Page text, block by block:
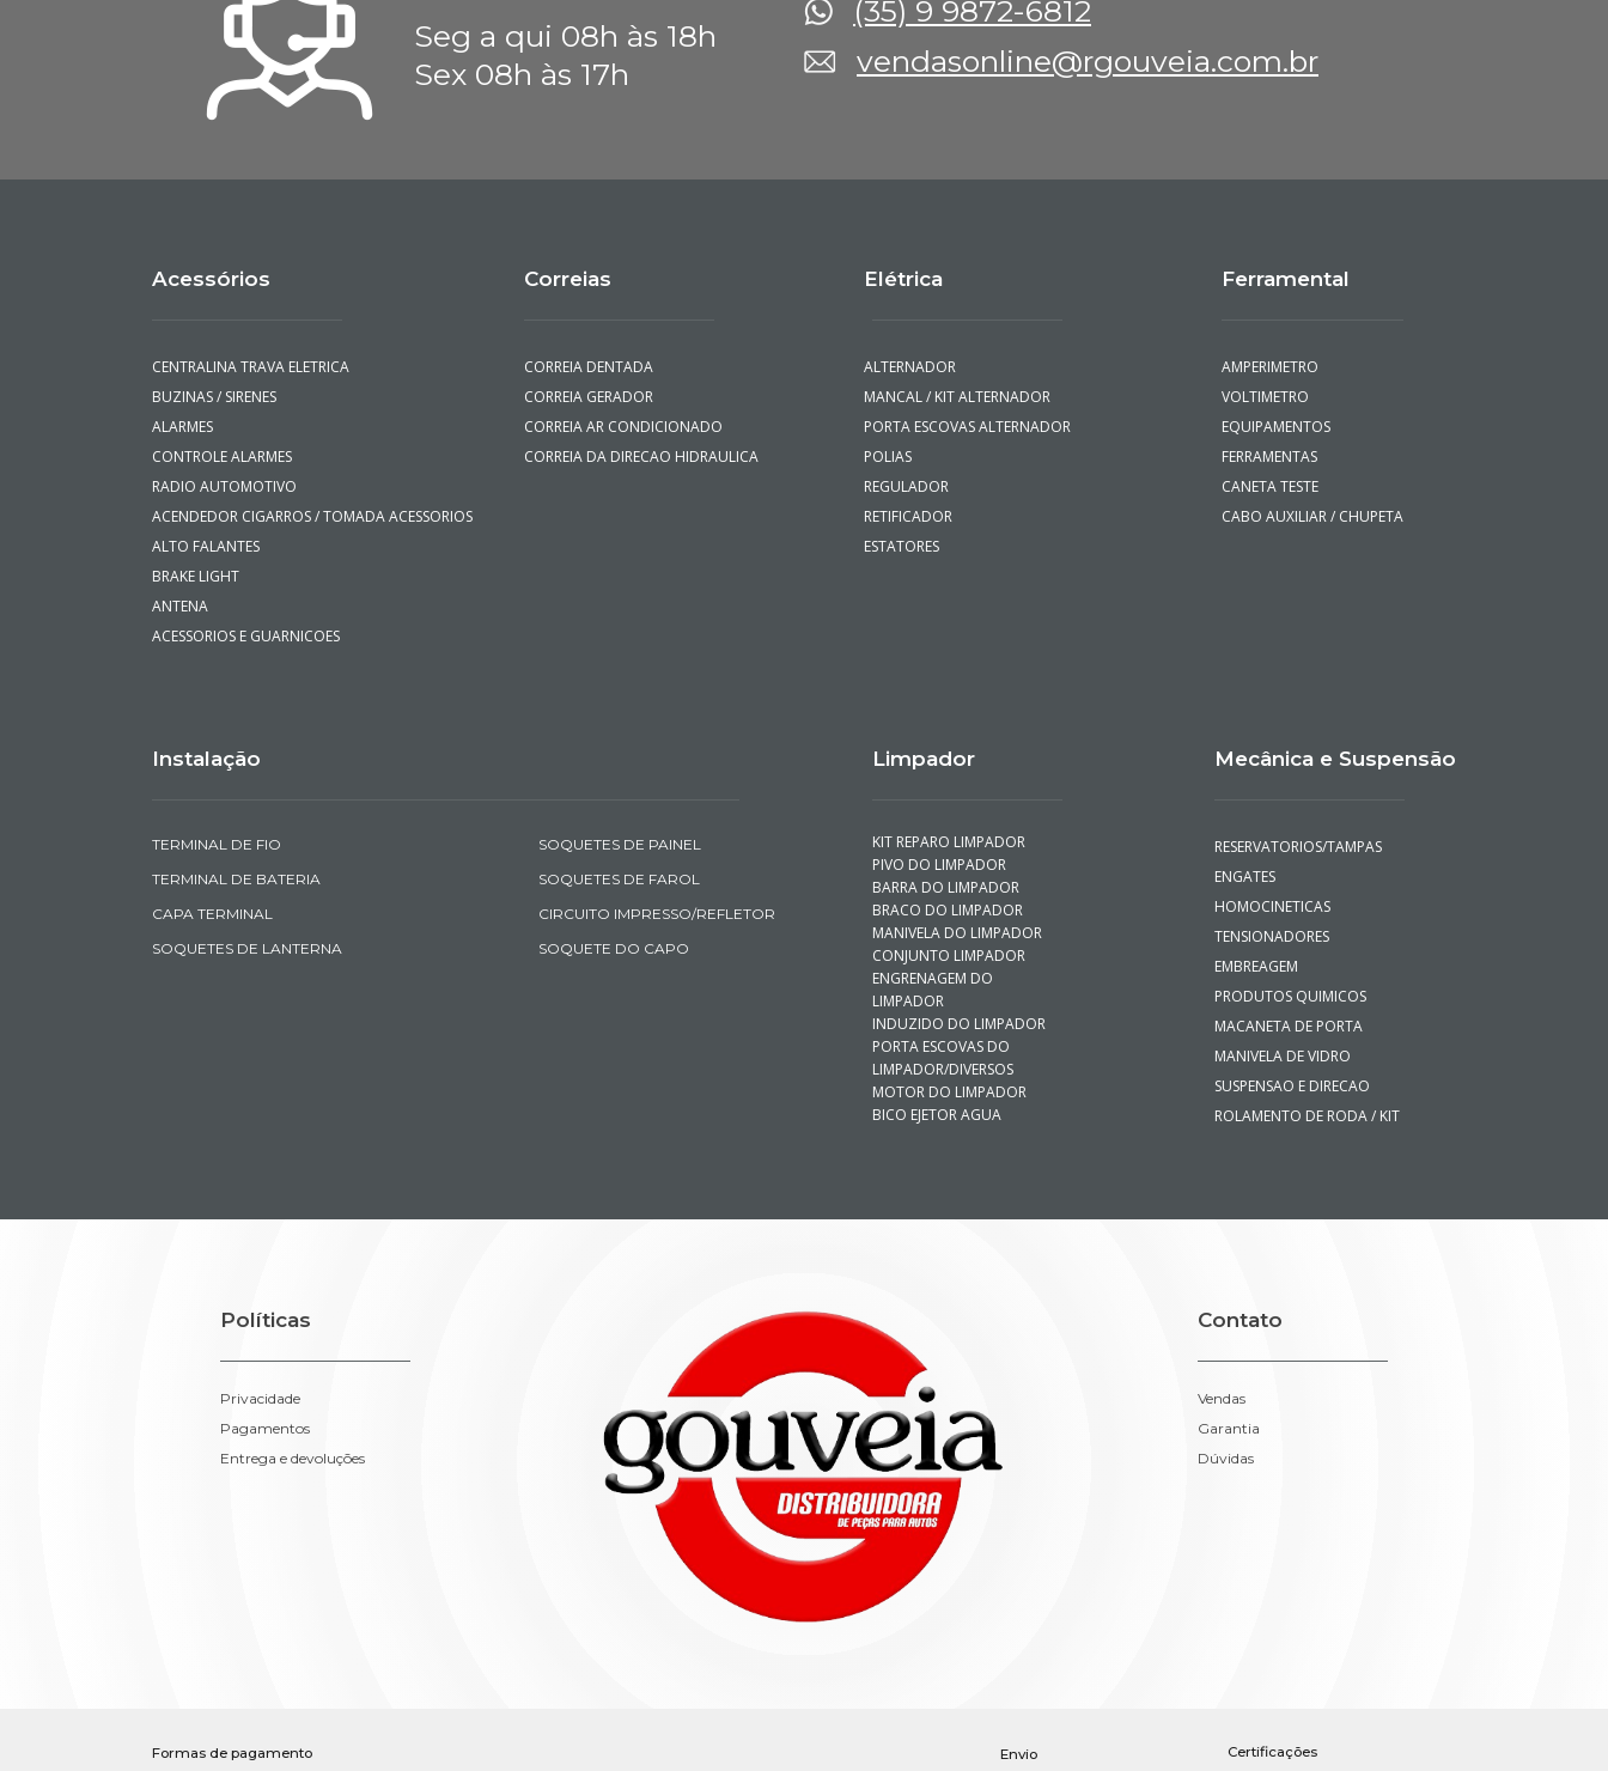
Seg a qui 08h às 18h
Sex 08h às 17h
(35) 9 9872-6812
vendasonline@rgouveia.com.br
Acessórios
CENTRALINA TRAVA ELETRICA
BUZINAS / SIRENES
ALARMES
CONTROLE ALARMES
RADIO AUTOMOTIVO
ACENDEDOR CIGARROS / TOMADA ACESSORIOS
ALTO FALANTES
BRAKE LIGHT
ANTENA
ACESSORIOS E GUARNICOES
Correias
CORREIA DENTADA
CORREIA GERADOR
CORREIA AR CONDICIONADO
CORREIA DA DIRECAO HIDRAULICA
Elétrica
ALTERNADOR
MANCAL / KIT ALTERNADOR
PORTA ESCOVAS ALTERNADOR
POLIAS
REGULADOR
RETIFICADOR
ESTATORES
Ferramental
AMPERIMETRO
VOLTIMETRO
EQUIPAMENTOS
FERRAMENTAS
CANETA TESTE
CABO AUXILIAR / CHUPETA
Instalação
TERMINAL DE FIO
TERMINAL DE BATERIA
CAPA TERMINAL
SOQUETES DE LANTERNA
SOQUETES DE PAINEL
SOQUETES DE FAROL
CIRCUITO IMPRESSO/REFLETOR
SOQUETE DO CAPO
Limpador
KIT REPARO LIMPADOR
PIVO DO LIMPADOR
BARRA DO LIMPADOR
BRACO DO LIMPADOR
MANIVELA DO LIMPADOR
CONJUNTO LIMPADOR
ENGRENAGEM DO
LIMPADOR
INDUZIDO DO LIMPADOR
PORTA ESCOVAS DO
LIMPADOR/DIVERSOS
MOTOR DO LIMPADOR
BICO EJETOR AGUA
Mecânica e Suspensão
RESERVATORIOS/TAMPAS
ENGATES
HOMOCINETICAS
TENSIONADORES
EMBREAGEM
PRODUTOS QUIMICOS
MACANETA DE PORTA
MANIVELA DE VIDRO
SUSPENSAO E DIRECAO
ROLAMENTO DE RODA / KIT
Políticas
Privacidade
Pagamentos
Entrega e devoluções
Contato
Vendas
Garantia
Dúvidas
Formas de pagamento Envio Certificações